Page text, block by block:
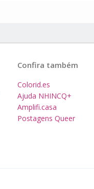
Confira também
Colorid.es
Ajuda NHINCQ+
Amplifi.casa
Postagens Queer